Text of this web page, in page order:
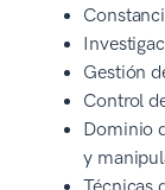
Gestión
Control
Dominio
y